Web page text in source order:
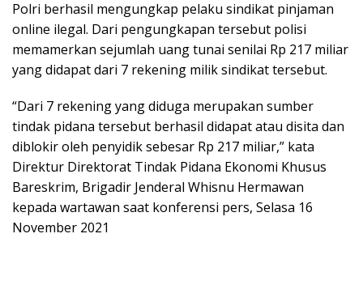
Polri berhasil mengungkap pelaku sindikat pinjaman
online ilegal. Dari pengungkapan tersebut polisi
memamerkan sejumlah uang tunai senilai Rp 217 miliar
yang didapat dari 7 rekening milik sindikat tersebut.
“Dari 7 rekening yang diduga merupakan sumber
tindak pidana tersebut berhasil didapat atau disita dan
diblokir oleh penyidik sebesar Rp 217 miliar,” kata
Direktur Direktorat Tindak Pidana Ekonomi Khusus
Bareskrim, Brigadir Jenderal Whisnu Hermawan
kepada wartawan saat konferensi pers, Selasa 16
November 2021